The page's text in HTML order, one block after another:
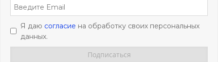
Я даю согласие на обработку своих персональных
данных.